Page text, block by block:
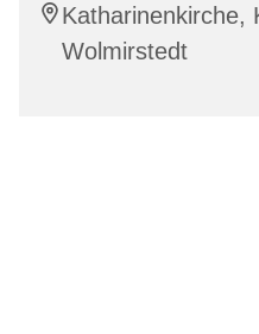
Katharinenkirche,
Wolmirstedt